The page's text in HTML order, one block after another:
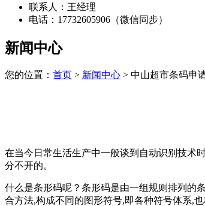
联系人：王经理
电话：17732605906（微信同步）
新闻中心
您的位置： 首页 > 新闻中心 > 中山超市条码申
在当今日常生活生产中一般谈到自动识别技术
分不开的。
什么是条形码呢？条形码是由一组规则排列的
合方法,构成不同的图形符号,即各种符号体系,